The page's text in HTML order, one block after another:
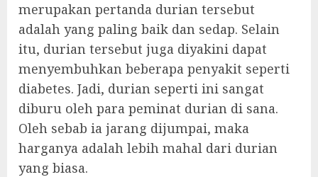
merupakan pertanda durian tersebut
adalah yang paling baik dan sedap. Selain
itu, durian tersebut juga diyakini dapat
menyembuhkan beberapa penyakit seperti
diabetes. Jadi, durian seperti ini sangat
diburu oleh para peminat durian di sana.
Oleh sebab ia jarang dijumpai, maka
harganya adalah lebih mahal dari durian
yang biasa.